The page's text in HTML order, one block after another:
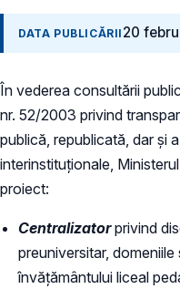
DATA PUBLICĂRII 20
În vederea consultării
nr. 52/2003 privind
publică, republicată, dar și
interinstituționale,
proiect:
Centralizatorprivind
preuniversitar,
învăţământului liceal